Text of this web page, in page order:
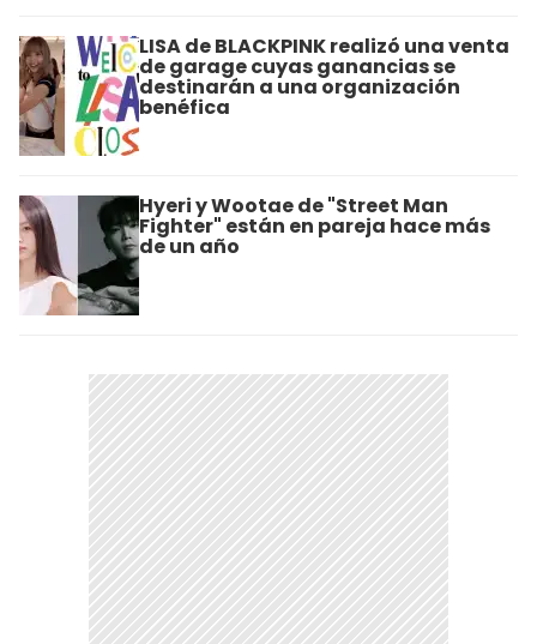
LISA de BLACKPINK realizó una venta
de garage cuyas ganancias se
destinarán a una organización
benéfica
Hyeri y Wootae de "Street Man
Fighter" están en pareja hace más
de un año